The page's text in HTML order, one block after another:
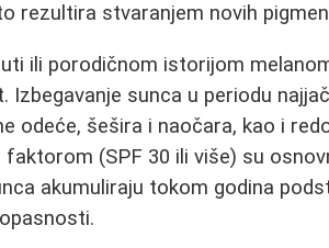
rezultira stvaranjem novih
ili porodičnom istorijom
sunca u periodu
odeće, šešira i naočara, kao i
(SPF 30 ili više) su
akumuliraju tokom godina